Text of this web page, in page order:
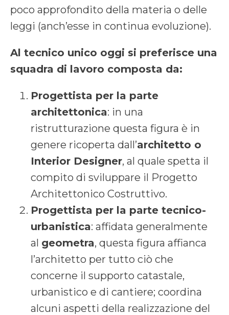
poco approfondito della materia o delle
leggi (anch’esse in continua evoluzione).
Al tecnico unico oggi si preferisce una
squadra di lavoro composta da:
Progettista per la parte
architettonica: in una
ristrutturazione questa figura è in
genere ricoperta dall’architetto o
Interior Designer, al quale spetta il
compito di sviluppare il Progetto
Architettonico Costruttivo.
Progettista per la parte tecnico-
urbanistica: affidata generalmente
al geometra, questa figura affianca
l’architetto per tutto ciò che
concerne il supporto catastale,
urbanistico e di cantiere; coordina
alcuni aspetti della realizzazione del